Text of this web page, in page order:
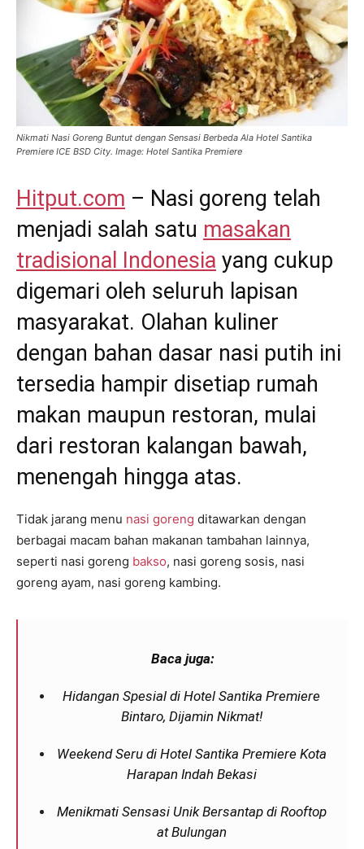
Nikmati Nasi Goreng Buntut dengan Sensasi Berbeda Ala Hotel Santika
Premiere ICE BSD City. Image: Hotel Santika Premiere
Hitput.com – Nasi goreng telah
menjadi salah satu masakan
tradisional Indonesia yang cukup
digemari oleh seluruh lapisan
masyarakat. Olahan kuliner
dengan bahan dasar nasi putih ini
tersedia hampir disetiap rumah
makan maupun restoran, mulai
dari restoran kalangan bawah,
menengah hingga atas.
Tidak jarang menu nasi goreng ditawarkan dengan
berbagai macam bahan makanan tambahan lainnya,
seperti nasi goreng bakso, nasi goreng sosis, nasi
goreng ayam, nasi goreng kambing.
Baca juga:
Hidangan Spesial di Hotel Santika Premiere
Bintaro, Dijamin Nikmat!
Weekend Seru di Hotel Santika Premiere Kota
Harapan Indah Bekasi
Menikmati Sensasi Unik Bersantap di Rooftop
at Bulungan